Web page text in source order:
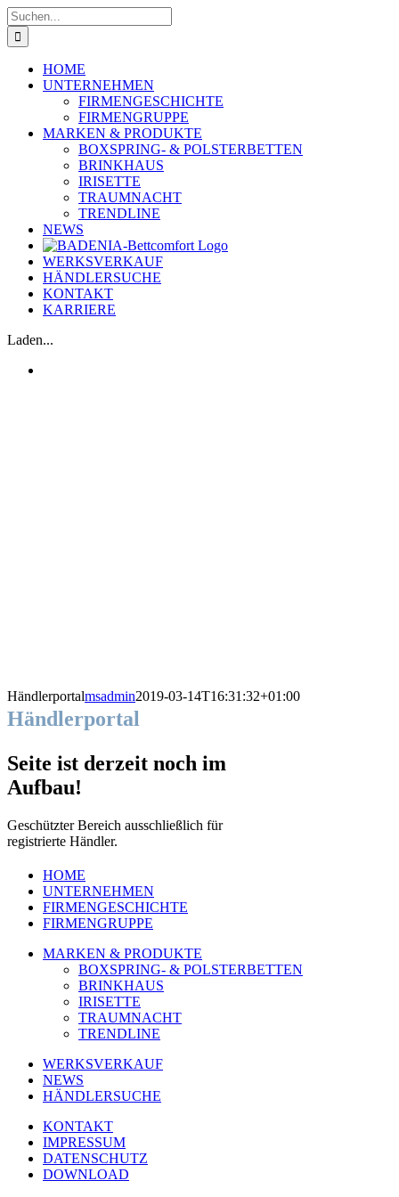
Skip
to
content
Suche
nach:
HOME
UNTERNEHMEN
FIRMENGESCHICHTE
FIRMENGRUPPE
MARKEN & PRODUKTE
BOXSPRING- & POLSTERBETTEN
BRINKHAUS
IRISETTE
TRAUMNACHT
TRENDLINE
NEWS
WERKSVERKAUF
HÄNDLERSUCHE
KONTAKT
KARRIERE
Laden...
Händlerportalmsadmin2019-03-14T16:31:32+01:00
Händlerportal
Seite ist derzeit noch im
Aufbau!
Geschützter Bereich ausschließlich für
registrierte Händler.
HOME
UNTERNEHMEN
FIRMENGESCHICHTE
FIRMENGRUPPE
MARKEN & PRODUKTE
BOXSPRING- & POLSTERBETTEN
BRINKHAUS
IRISETTE
TRAUMNACHT
TRENDLINE
WERKSVERKAUF
NEWS
HÄNDLERSUCHE
KONTAKT
IMPRESSUM
DATENSCHUTZ
DOWNLOAD